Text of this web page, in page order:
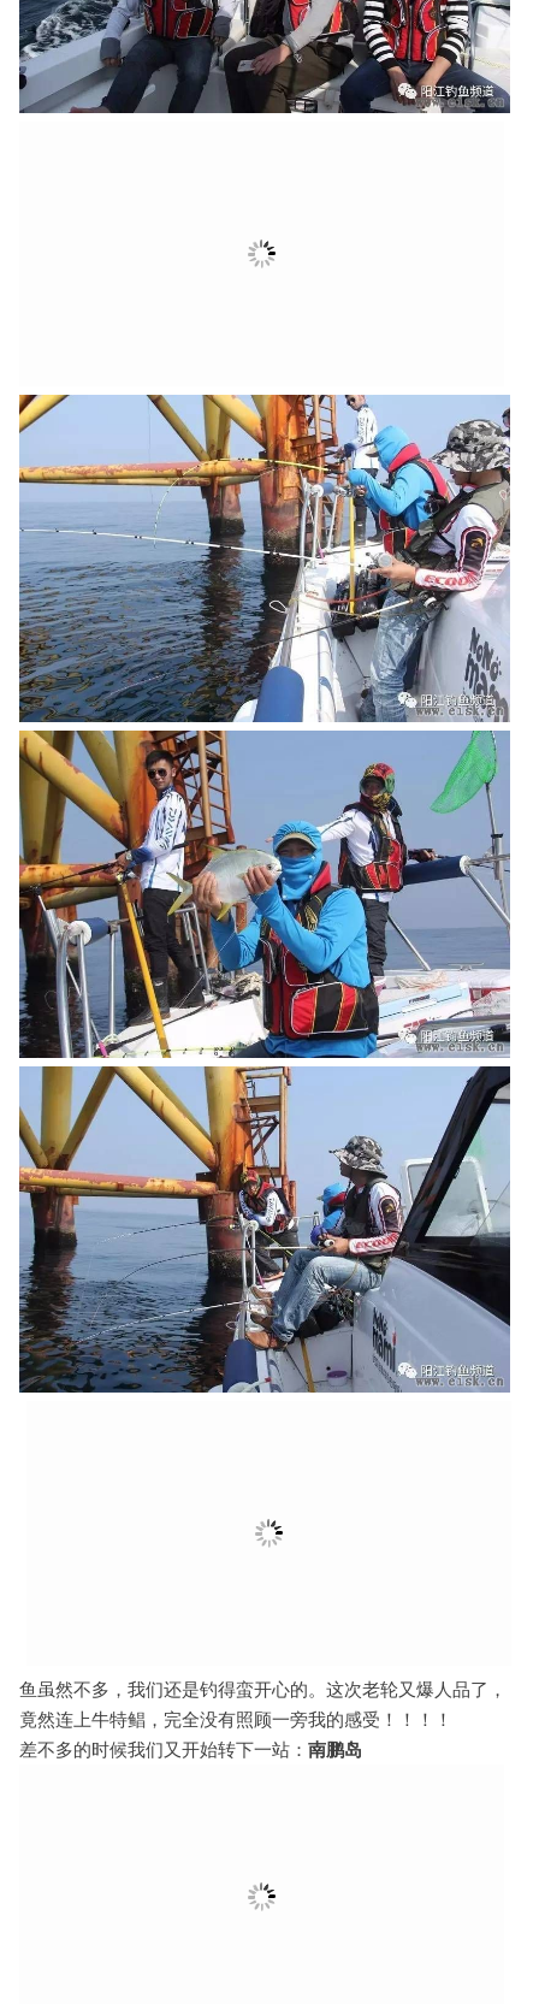
鱼虽然不多，我们还是钓得蛮开心的。这次老轮又爆人品了，
竟然连上牛特鲳，完全没有照顾一旁我的感受！！！！
差不多的时候我们又开始转下一站： 南鹏岛